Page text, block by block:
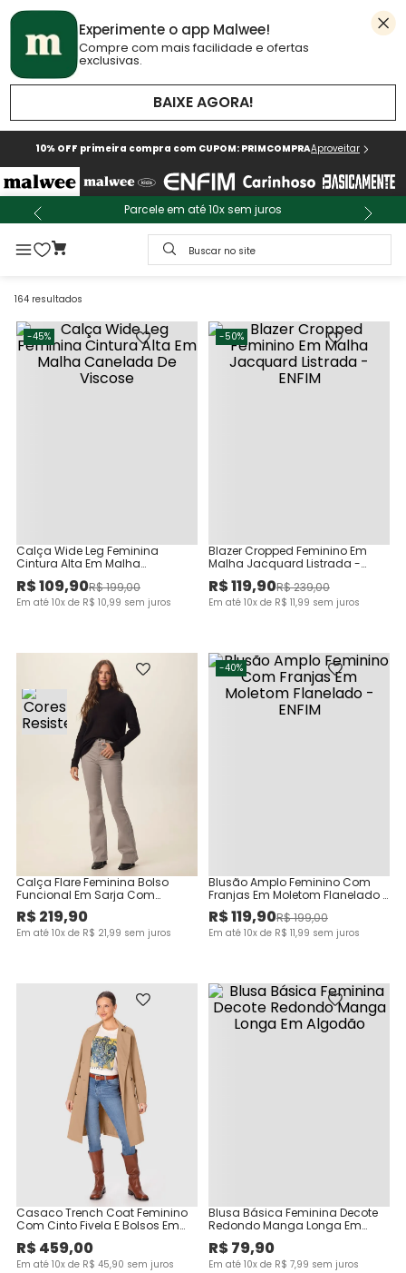
Experimente o app Malwee!
Compre com mais facilidade e ofertas
exclusivas.
BAIXE AGORA!
10% OFF primeira compra com CUPOM: PRIMCOMPRAAproveitar
Parcele em até 10x sem juros
Buscar no site
164 resultados
-45%
Calça Wide Leg Feminina
Cintura Alta Em Malha
Canelada De Viscose
R$109,90R$199,00
Em até 10x de R$ 10,99 sem juros
-50%
Blazer Cropped Feminino Em
Malha Jacquard Listrada -
ENFIM
R$119,90R$239,00
Em até 10x de R$ 11,99 sem juros
Calça Flare Feminina Bolso
Funcional Em Sarja Com
Elastano
R$219,90
Em até 10x de R$ 21,99 sem juros
-40%
Blusão Amplo Feminino Com
Franjas Em Moletom Flanelado -
ENFIM
R$119,90R$199,00
Em até 10x de R$ 11,99 sem juros
Casaco Trench Coat Feminino
Com Cinto Fivela E Bolsos Em
Tecido Sarjado
R$459,00
Em até 10x de R$ 45,90 sem juros
Blusa Básica Feminina Decote
Redondo Manga Longa Em
Algodão
R$79,90
Em até 10x de R$ 7,99 sem juros